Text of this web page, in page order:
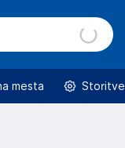
mesta Storitve